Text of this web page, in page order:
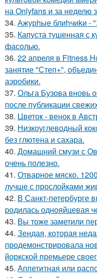
на Onlyfans и за неделю
34. Ажурhые блиhчиkи -
35. Капуста тушенная с
фасолью.
36. 22 апреля в Fitness
занятие "Степ+",
аэробики.
37. Ольга Бузова вновь
после публикации
38. Цветок - венок в
39. Низкоуглеводный
без глютена и сахара.
40. Домашний смузи с
очень полезно.
41. Отварное мяско.
лучше с прослойками
42. В Санкт-петербурге
родилась однояйцевая
43. Вы тоже заметили
44. Зендая, которая
продемонстрировала
йоркской премьере
45. Аппетитная или